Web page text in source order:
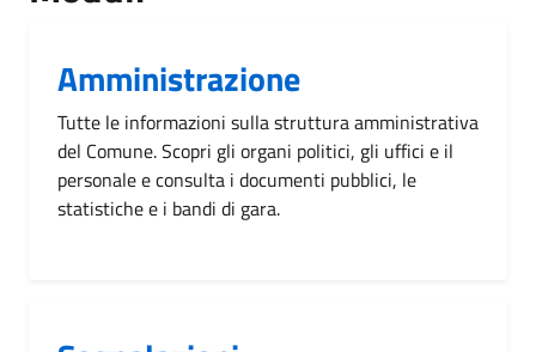
Amministrazione
Tutte le informazioni sulla struttura amministrativa
del Comune. Scopri gli organi politici, gli uffici e il
personale e consulta i documenti pubblici, le
statistiche e i bandi di gara.